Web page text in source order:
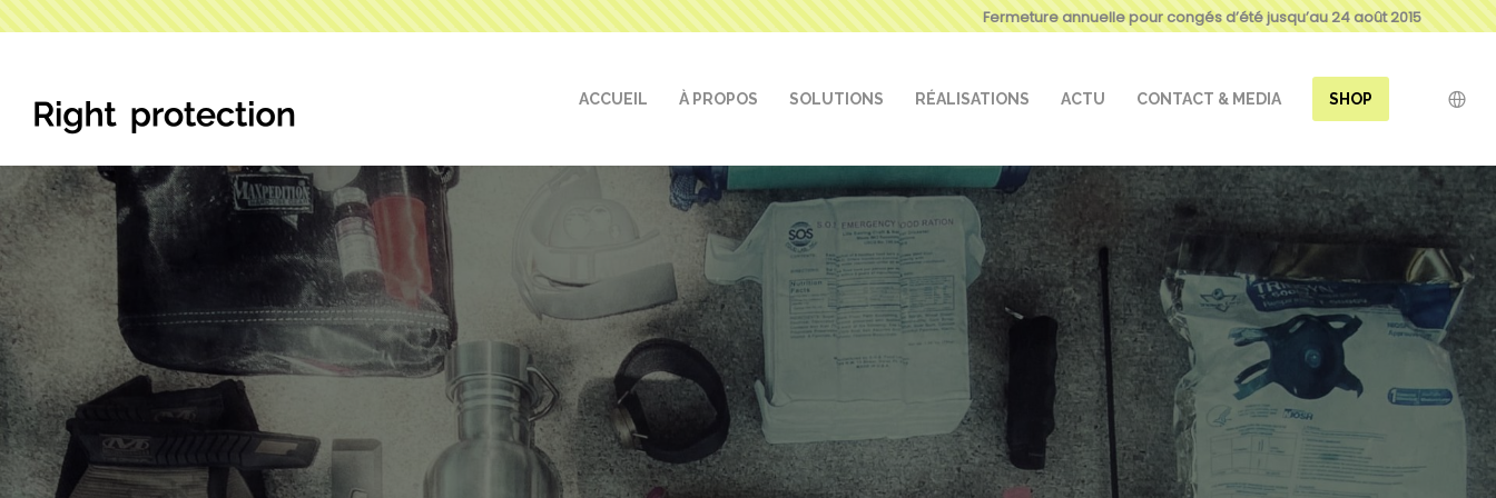
Fermeture annuelle pour congés d’été jusqu’au 24 août 2015
ACCUEIL À PROPOS SOLUTIONS RÉALISATIONS ACTU CONTACT & MEDIA SHOP